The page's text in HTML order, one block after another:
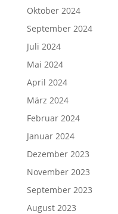
Oktober 2024
September 2024
Juli 2024
Mai 2024
April 2024
März 2024
Februar 2024
Januar 2024
Dezember 2023
November 2023
September 2023
August 2023